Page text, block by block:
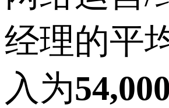
经理的平
入为